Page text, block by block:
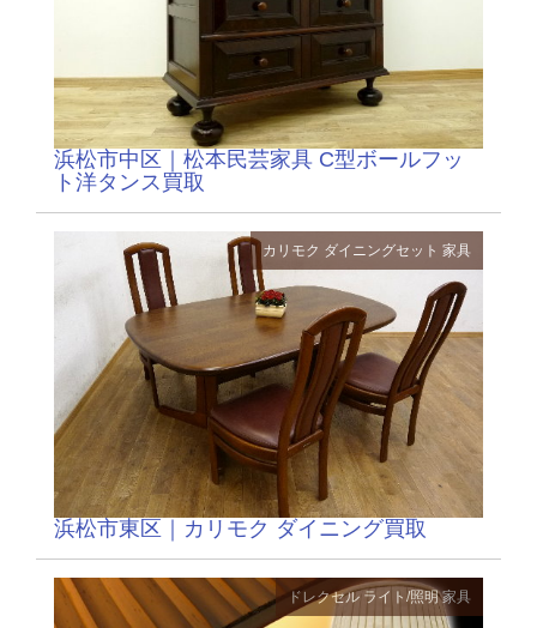
浜松市中区｜松本民芸家具 C型ボールフッ
ト洋タンス買取
カリモク ダイニングセット 家具
浜松市東区｜カリモク ダイニング買取
ドレクセル ライト/照明 家具